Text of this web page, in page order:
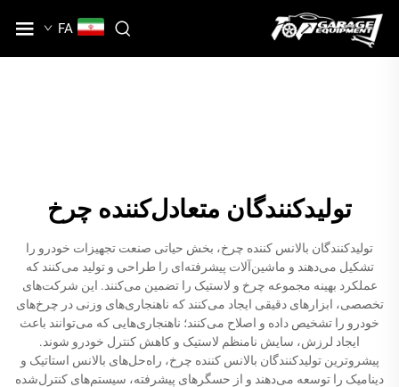
FA
تولیدکنندگان متعادل‌کننده چرخ
تولیدکنندگان بالانس کننده چرخ، بخش حیاتی صنعت تجهیزات خودرو را
تشکیل می‌دهند و ماشین‌آلات پیشرفته‌ای را طراحی و تولید می‌کنند که
عملکرد بهینه مجموعه چرخ و لاستیک را تضمین می‌کنند. این شرکت‌های
تخصصی، ابزارهای دقیقی ایجاد می‌کنند که ناهنجاری‌های وزنی در چرخ‌های
خودرو را تشخیص داده و اصلاح می‌کنند؛ ناهنجاری‌هایی که می‌توانند باعث
ایجاد لرزش، سایش نامنظم لاستیک و کاهش کنترل خودرو شوند.
پیشروترین تولیدکنندگان بالانس کننده چرخ، راه‌حل‌های بالانس استاتیک و
دینامیک را توسعه می‌دهند و از حسگرهای پیشرفته، سیستم‌های کنترل‌شده